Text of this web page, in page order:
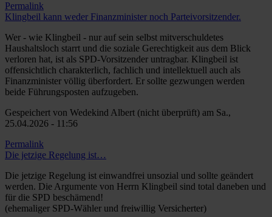
Permalink
Klingbeil kann weder Finanzminister noch Parteivorsitzender.
Wer - wie Klingbeil - nur auf sein selbst mitverschuldetes
Haushaltsloch starrt und die soziale Gerechtigkeit aus dem Blick
verloren hat, ist als SPD-Vorsitzender untragbar. Klingbeil ist
offensichtlich charakterlich, fachlich und intellektuell auch als
Finanzminister völlig überfordert. Er sollte gezwungen werden
beide Führungsposten aufzugeben.
Gespeichert von Wedekind Albert (nicht überprüft) am Sa.,
25.04.2026 - 11:56
Permalink
Die jetzige Regelung ist…
Die jetzige Regelung ist einwandfrei unsozial und sollte geändert
werden. Die Argumente von Herrn Klingbeil sind total daneben und
für die SPD beschämend!
(ehemaliger SPD-Wähler und freiwillig Versicherter)